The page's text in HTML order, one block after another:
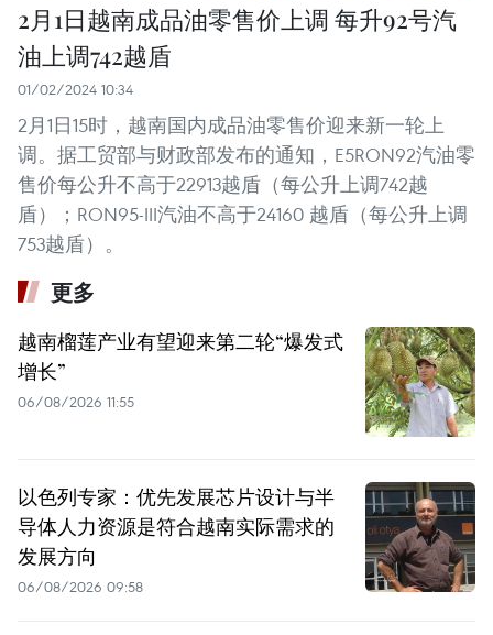
2月1日越南成品油零售价上调 每升92号汽
油上调742越盾
01/02/2024 10:34
2月1日15时，越南国内成品油零售价迎来新一轮上
调。据工贸部与财政部发布的通知，E5RON92汽油零
售价每公升不高于22913越盾（每公升上调742越
盾）；RON95-III汽油不高于24160 越盾（每公升上调
753越盾）。
更多
越南榴莲产业有望迎来第二轮“爆发式
增长”
06/08/2026 11:55
以色列专家：优先发展芯片设计与半
导体人力资源是符合越南实际需求的
发展方向
06/08/2026 09:58